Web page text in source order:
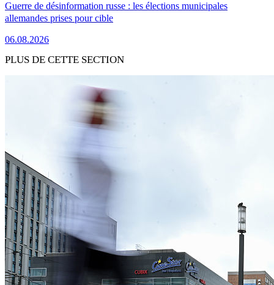
Guerre de désinformation russe : les élections municipales
allemandes prises pour cible
06.08.2026
PLUS DE CETTE SECTION